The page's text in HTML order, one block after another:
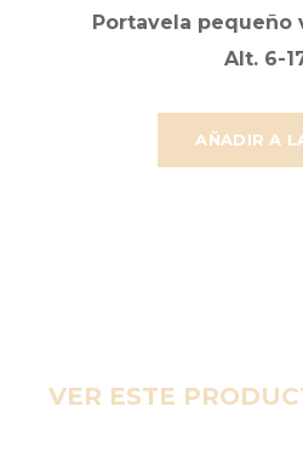
AÑADIR A
Portavela pequeño
Alt. 6-
VER ESTE